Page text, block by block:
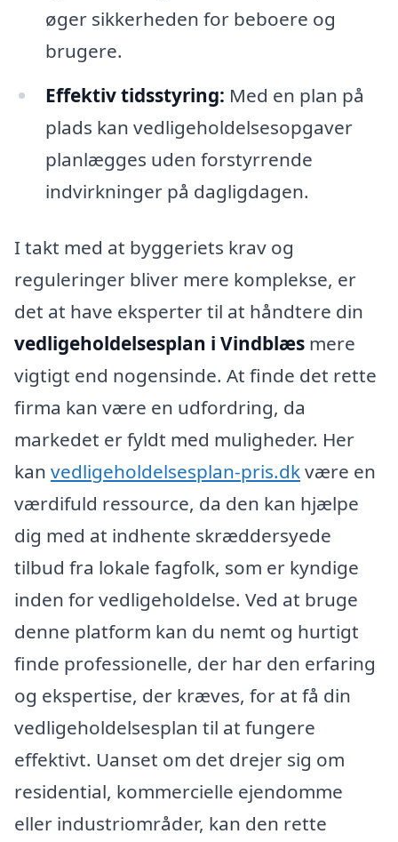
øger sikkerheden for beboere og
brugere.
Effektiv tidsstyring: Med en plan på
plads kan vedligeholdelsesopgaver
planlægges uden forstyrrende
indvirkninger på dagligdagen.
I takt med at byggeriets krav og
reguleringer bliver mere komplekse, er
det at have eksperter til at håndtere din
vedligeholdelsesplan i Vindblæs mere
vigtigt end nogensinde. At finde det rette
firma kan være en udfordring, da
markedet er fyldt med muligheder. Her
kan vedligeholdelsesplan-pris.dkvære en
værdifuld ressource, da den kan hjælpe
dig med at indhente skræddersyede
tilbud fra lokale fagfolk, som er kyndige
inden for vedligeholdelse. Ved at bruge
denne platform kan du nemt og hurtigt
finde professionelle, der har den erfaring
og ekspertise, der kræves, for at få din
vedligeholdelsesplan til at fungere
effektivt. Uanset om det drejer sig om
residential, kommercielle ejendomme
eller industriområder, kan den rette